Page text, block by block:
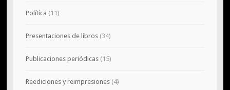
Política (11)
Presentaciones de libros(34)
Publicaciones periódicas(15)
Reediciones y reimpresiones(4)